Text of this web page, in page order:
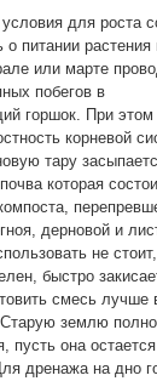
условия для роста
о питании
или марте
побегов в
горшок. При
корневой
тару
которая
дерновой и
не
быстро
смесь лучше
землю
пусть она
дренажа на дно